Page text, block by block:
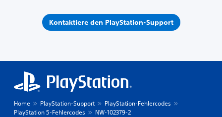
Kontaktiere den PlayStation-Support
Home PlayStation-Support
PlayStation-Fehlercodes
PlayStation 5-Fehlercodes
NW-102379-2